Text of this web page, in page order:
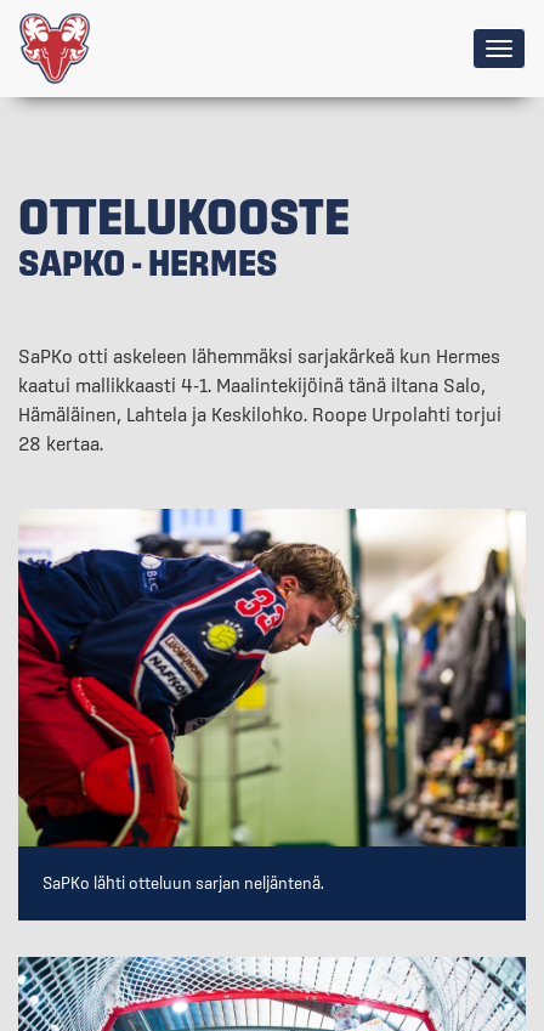
OTTELUKOOSTE
SAPKO - HERMES
SaPKo otti askeleen lähemmäksi sarjakärkeä kun Hermes
kaatui mallikkaasti 4-1. Maalintekijöinä tänä iltana Salo,
Hämäläinen, Lahtela ja Keskilohko. Roope Urpolahti torjui
28 kertaa.
SaPKo lähti otteluun sarjan neljäntenä.